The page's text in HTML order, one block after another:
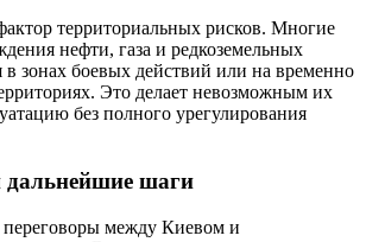
территориальных рисков. Многие
нефти, газа и редкоземельных
в зонах боевых действий или на временно
Это делает невозможным их
без полного урегулирования
дальнейшие шаги
между Киевом и